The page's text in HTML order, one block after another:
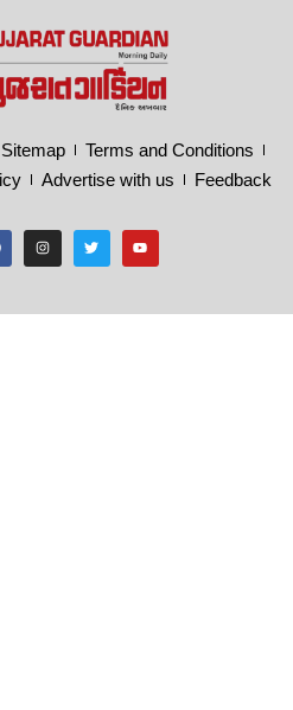
Sitemap
Terms and Conditions
Advertise with us Feedback